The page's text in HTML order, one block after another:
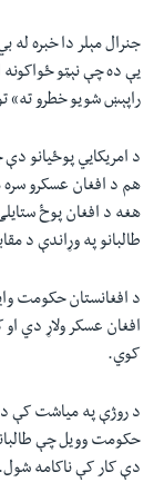
جنرال مېلر دا خبره
یې ده چې نېټو ځواکونه
راپېښ شویو خطرو ته»
د امریکایي پوځیانو
هم د افغان عسکرو
هغه د افغان پوځ
طالبانو په وړاندې د
د افغانستان حکومت
افغان عسکر ولاړ دي
کوي.
د روژې په میاشت کې د
حکومت وویل چې
دې کار کې ناکامه شول.